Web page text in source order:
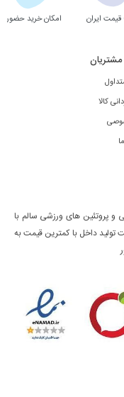
ایران امکان خرید حضوری
کالا
پروتئین های ورزشی سالم با
داخل با کمترین قیمت به